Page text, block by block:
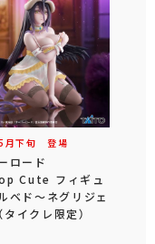
月下旬 登場
ロード
Cute フィギュ
ド～ネグリジェ
イクレ限定）